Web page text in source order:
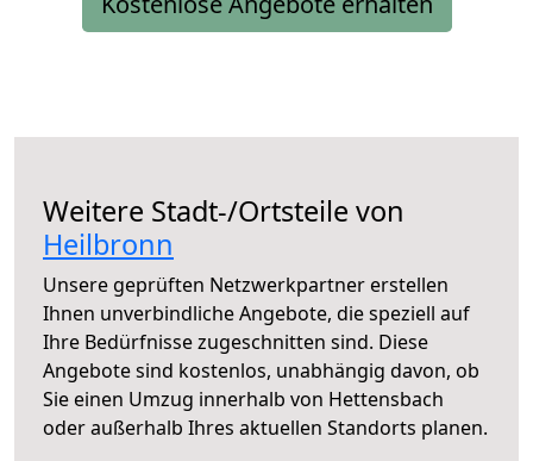
Weitere Stadt-/Ortsteile von
Heilbronn
Unsere geprüften Netzwerkpartner erstellen
Ihnen unverbindliche Angebote, die speziell auf
Ihre Bedürfnisse zugeschnitten sind. Diese
Angebote sind kostenlos, unabhängig davon, ob
Sie einen Umzug innerhalb von Hettensbach
oder außerhalb Ihres aktuellen Standorts planen.